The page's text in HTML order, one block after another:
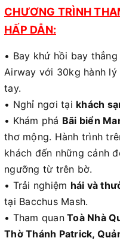
CHƯƠNG TRÌNH
HẤP DẪN:
• Bay khứ hồi bay
Airway với 30kg hành
tay.
• Nghỉ ngơi tại khách
• Khám phá Bãi biển
thơ mộng. Hành trình
khách đến những cảnh
ngưỡng từ trên bờ.
• Trải nghiệm hái và
tại Bacchus Mash.
• Tham quanToà Nhà
Thờ Thánh Patrick,